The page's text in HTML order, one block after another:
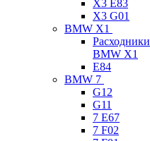
X3 E83
X3 G01
BMW X1
Расходники
BMW X1
E84
BMW 7
G12
G11
7 Е67
7 F02